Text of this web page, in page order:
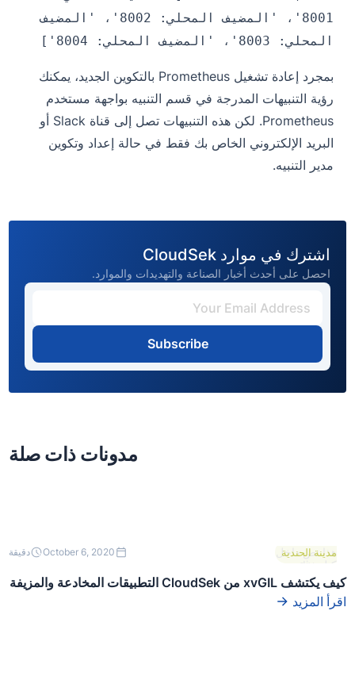
8001'، 'المضيف المحلي: 8002'، 'المضيف
المحلي: 8003'، 'المضيف المحلي: 8004']
بمجرد إعادة تشغيل Prometheus بالتكوين الجديد، يمكنك
رؤية التنبيهات المدرجة في قسم التنبيه بواجهة مستخدم
Prometheus. لكن هذه التنبيهات تصل إلى قناة Slack أو
البريد الإلكتروني الخاص بك فقط في حالة إعداد وتكوين
مدير التنبيه.
اشترك في موارد CloudSek
احصل على أحدث أخبار الصناعة والتهديدات والموارد.
Subscribe
مدونات ذات صلة
هذا نص داخل
كتلة div.
مدينة الحندية October 6, 2020 دقيقة
كيف يكتشف xvGIL من CloudSek التطبيقات المخادعة والمزيفة
اقرأ المزيد